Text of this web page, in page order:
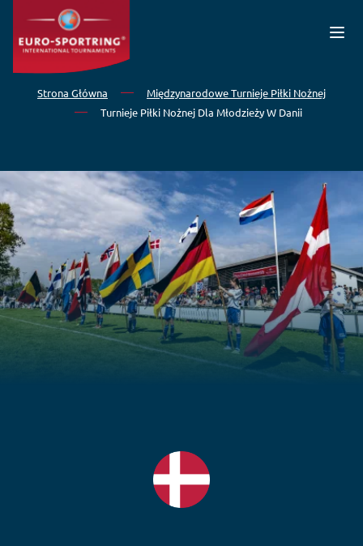
Przejdź do treści
Strona Główna
Międzynarodowe Turnieje Piłki Nożnej
Turnieje Piłki Nożnej Dla Młodzieży W Danii